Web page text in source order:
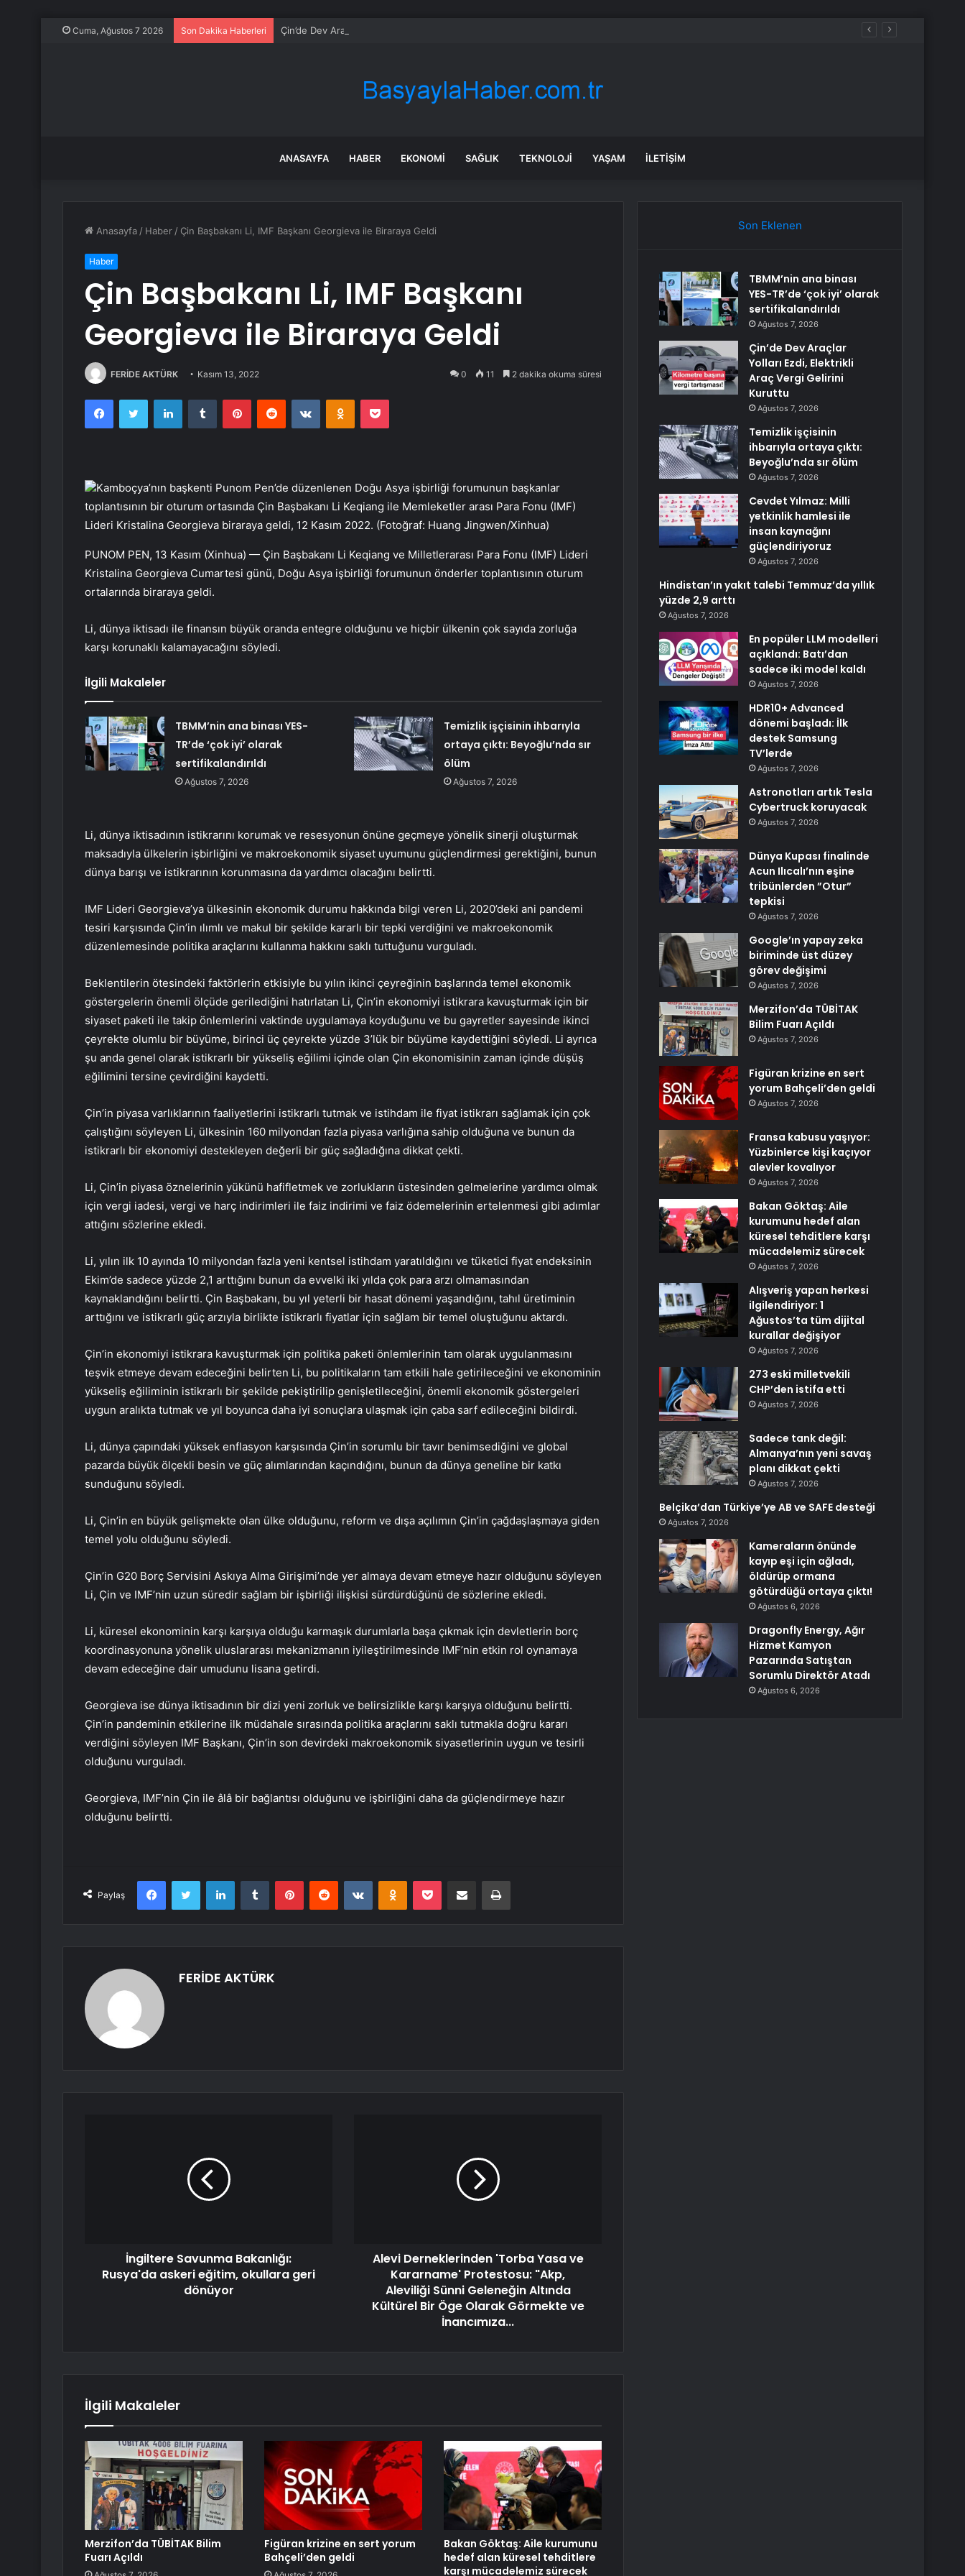
Cuma, Ağustos 7 2026 Son Dakika Haberleri Çin’de Dev Araçlar Yolları Ezdi, Elektrikli Araç Vergi Gelirini Kuruttu
ANASAYFA HABER EKONOMI SAĞLIK TEKNOLOJI YAŞAM İLETIŞIM
Anasayfa / Haber / Çin Başbakanı Li, IMF Başkanı Georgieva ile Biraraya Geldi
Haber
Çin Başbakanı Li, IMF Başkanı
Georgieva ile Biraraya Geldi
FERİDE AKTÜRK Kasım 13, 2022 0 11 2 dakika okuma süresi
FacebookTwitter LinkedInTumblr PinterestReddit VKontakteOdnoklassniki
Pocket
Kamboçya’nın başkenti Punom Pen’de düzenlenen Doğu Asya işbirliği forumunun başkanlar
toplantısının bir oturum ortasında Çin Başbakanı Li Keqiang ile Memleketler arası Para Fonu (IMF)
Lideri Kristalina Georgieva biraraya geldi, 12 Kasım 2022. (Fotoğraf: Huang Jingwen/Xinhua)
PUNOM PEN, 13 Kasım (Xinhua) — Çin Başbakanı Li Keqiang ve Milletlerarası Para Fonu (IMF) Lideri
Kristalina Georgieva Cumartesi günü, Doğu Asya işbirliği forumunun önderler toplantısının oturum
ortalarında biraraya geldi.
Li, dünya iktisadı ile finansın büyük oranda entegre olduğunu ve hiçbir ülkenin çok sayıda zorluğa
karşı korunaklı kalamayacağını söyledi.
İlgili Makaleler
TBMM’nin ana binası YES-
TR’de ‘çok iyi’ olarak
sertifikalandırıldı
Ağustos 7, 2026
Temizlik işçisinin ihbarıyla
ortaya çıktı: Beyoğlu’nda sır
ölüm
Ağustos 7, 2026
Li, dünya iktisadının istikrarını korumak ve resesyonun önüne geçmeye yönelik sinerji oluşturmak
maksadıyla ülkelerin işbirliğini ve makroekonomik siyaset uyumunu güçlendirmesi gerektiğini, bunun
dünya barışı ve istikrarının korunmasına da yardımcı olacağını belirtti.
IMF Lideri Georgieva’ya ülkesinin ekonomik durumu hakkında bilgi veren Li, 2020’deki ani pandemi
tesiri karşısında Çin’in ılımlı ve makul bir şekilde kararlı bir tepki verdiğini ve makroekonomik
düzenlemesinde politika araçlarını kullanma hakkını saklı tuttuğunu vurguladı.
Beklentilerin ötesindeki faktörlerin etkisiyle bu yılın ikinci çeyreğinin başlarında temel ekonomik
göstergelerin önemli ölçüde gerilediğini hatırlatan Li, Çin’in ekonomiyi istikrara kavuşturmak için bir
siyaset paketi ile takip önlemlerini vaktinde uygulamaya koyduğunu ve bu gayretler sayesinde ikinci
çeyrekte olumlu bir büyüme, birinci üç çeyrekte yüzde 3’lük bir büyüme kaydettiğini söyledi. Li ayrıca
şu anda genel olarak istikrarlı bir yükseliş eğilimi içinde olan Çin ekonomisinin zaman içinde düşüş
eğilimini tersine çevirdiğini kaydetti.
Çin’in piyasa varlıklarının faaliyetlerini istikrarlı tutmak ve istihdam ile fiyat istikrarı sağlamak için çok
çalıştığını söyleyen Li, ülkesinin 160 milyondan fazla piyasa varlığına sahip olduğuna ve bunun da
istikrarlı bir ekonomiyi destekleyen değerli bir güç sağladığına dikkat çekti.
Li, Çin’in piyasa öznelerinin yükünü hafifletmek ve zorlukların üstesinden gelmelerine yardımcı olmak
için vergi iadesi, vergi ve harç indirimleri ile faiz indirimi ve faiz ödemelerinin ertelenmesi gibi adımlar
attığını sözlerine ekledi.
Li, yılın ilk 10 ayında 10 milyondan fazla yeni kentsel istihdam yaratıldığını ve tüketici fiyat endeksinin
Ekim’de sadece yüzde 2,1 arttığını bunun da evvelki iki yılda çok para arzı olmamasından
kaynaklandığını belirtti. Çin Başbakanı, bu yıl yeterli bir hasat dönemi yaşandığını, tahıl üretiminin
arttığını ve istikrarlı güç arzıyla birlikte istikrarlı fiyatlar için sağlam bir temel oluştuğunu aktardı.
Çin’in ekonomiyi istikrara kavuşturmak için politika paketi önlemlerinin tam olarak uygulanmasını
teşvik etmeye devam edeceğini belirten Li, bu politikaların tam etkili hale getirileceğini ve ekonominin
yükseliş eğiliminin istikrarlı bir şekilde pekiştirilip genişletileceğini, önemli ekonomik göstergeleri
uygun aralıkta tutmak ve yıl boyunca daha iyi sonuçlara ulaşmak için çaba sarf edileceğini bildirdi.
Li, dünya çapındaki yüksek enflasyon karşısında Çin’in sorumlu bir tavır benimsediğini ve global
pazarda büyük ölçekli besin ve güç alımlarından kaçındığını, bunun da dünya geneline bir katkı
sunduğunu söyledi.
Li, Çin’in en büyük gelişmekte olan ülke olduğunu, reform ve dışa açılımın Çin’in çağdaşlaşmaya giden
temel yolu olduğunu söyledi.
Çin’in G20 Borç Servisini Askıya Alma Girişimi’nde yer almaya devam etmeye hazır olduğunu söyleyen
Li, Çin ve IMF’nin uzun süredir sağlam bir işbirliği ilişkisi sürdürdüğünü de sözlerine ekledi.
Li, küresel ekonominin karşı karşıya olduğu karmaşık durumlarla başa çıkmak için devletlerin borç
koordinasyonuna yönelik uluslararası mekanizmanın iyileştirilmesinde IMF’nin etkin rol oynamaya
devam edeceğine dair umudunu lisana getirdi.
Georgieva ise dünya iktisadının bir dizi yeni zorluk ve belirsizlikle karşı karşıya olduğunu belirtti.
Çin’in pandeminin etkilerine ilk müdahale sırasında politika araçlarını saklı tutmakla doğru kararı
verdiğini söyleyen IMF Başkanı, Çin’in son devirdeki makroekonomik siyasetlerinin uygun ve tesirli
olduğunu vurguladı.
Georgieva, IMF’nin Çin ile âlâ bir bağlantısı olduğunu ve işbirliğini daha da güçlendirmeye hazır
olduğunu belirtti.
Paylaş
FacebookTwitter LinkedInTumblr PinterestReddit VKontakteOdnoklassniki
Pocket E-Posta ile paylaş Yazdır
FERİDE AKTÜRK
İngiltere Savunma Bakanlığı:
Rusya'da askeri eğitim, okullara geri
dönüyor
Alevi Derneklerinden 'Torba Yasa ve
Kararname' Protestosu: "Akp,
Aleviliği Sünni Geleneğin Altında
Kültürel Bir Öge Olarak Görmekte ve
İnancımıza...
İlgili Makaleler
Merzifon’da TÜBİTAK Bilim
Fuarı Açıldı
Figüran krizine en sert yorum
Bahçeli’den geldi
Bakan Göktaş: Aile kurumunu
hedef alan küresel tehditlere
karşı mücadelemiz sürecek
Son Eklenen
TBMM’nin ana binası
YES-TR’de ‘çok iyi’ olarak
sertifikalandırıldı
Ağustos 7, 2026
Çin’de Dev Araçlar
Yolları Ezdi, Elektrikli
Araç Vergi Gelirini
Kuruttu
Ağustos 7, 2026
Temizlik işçisinin
ihbarıyla ortaya çıktı:
Beyoğlu’nda sır ölüm
Ağustos 7, 2026
Cevdet Yılmaz: Milli
yetkinlik hamlesi ile
insan kaynağını
güçlendiriyoruz
Ağustos 7, 2026
Hindistan’ın yakıt talebi Temmuz’da yıllık
yüzde 2,9 arttı
Ağustos 7, 2026
En popüler LLM modelleri
açıklandı: Batı’dan
sadece iki model kaldı
Ağustos 7, 2026
HDR10+ Advanced
dönemi başladı: İlk
destek Samsung
TV’lerde
Ağustos 7, 2026
Astronotları artık Tesla
Cybertruck koruyacak
Ağustos 7, 2026
Dünya Kupası finalinde
Acun Ilıcalı’nın eşine
tribünlerden ”Otur”
tepkisi
Ağustos 7, 2026
Google’ın yapay zeka
biriminde üst düzey
görev değişimi
Ağustos 7, 2026
Merzifon’da TÜBİTAK
Bilim Fuarı Açıldı
Ağustos 7, 2026
Figüran krizine en sert
yorum Bahçeli’den geldi
Ağustos 7, 2026
Fransa kabusu yaşıyor:
Yüzbinlerce kişi kaçıyor
alevler kovalıyor
Ağustos 7, 2026
Bakan Göktaş: Aile
kurumunu hedef alan
küresel tehditlere karşı
mücadelemiz sürecek
Ağustos 7, 2026
Alışveriş yapan herkesi
ilgilendiriyor: 1
Ağustos’ta tüm dijital
kurallar değişiyor
Ağustos 7, 2026
273 eski milletvekili
CHP’den istifa etti
Ağustos 7, 2026
Sadece tank değil:
Almanya’nın yeni savaş
planı dikkat çekti
Ağustos 7, 2026
Belçika’dan Türkiye’ye AB ve SAFE desteği
Ağustos 7, 2026
Kameraların önünde
kayıp eşi için ağladı,
öldürüp ormana
götürdüğü ortaya çıktı!
Ağustos 6, 2026
Dragonfly Energy, Ağır
Hizmet Kamyon
Pazarında Satıştan
Sorumlu Direktör Atadı
Ağustos 6, 2026